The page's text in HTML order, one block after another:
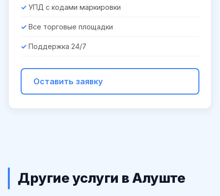
УПД с кодами маркировки
Все торговые площадки
Поддержка 24/7
Оставить заявку
Другие услуги в Алуште